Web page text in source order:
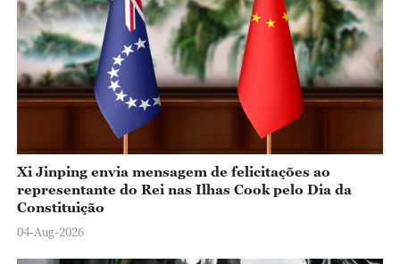
Xi Jinping envia mensagem de felicitações ao
representante do Rei nas Ilhas Cook pelo Dia da
Constituição
04-Aug-2026